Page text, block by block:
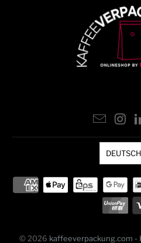
DEUTSCH
© 2026 kaffeeverpackung.com -